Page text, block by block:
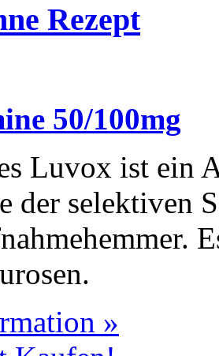
Rezept
50/100mg
Luvox ist ein
der selektiven
»